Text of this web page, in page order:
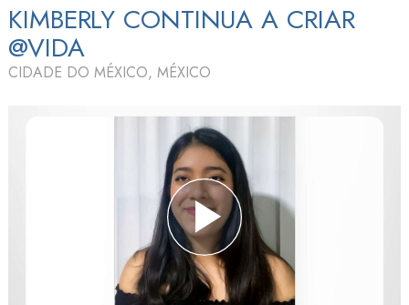
KIMBERLY CONTINUA A CRIAR
@VIDA
CIDADE DO MÉXICO, MÉXICO